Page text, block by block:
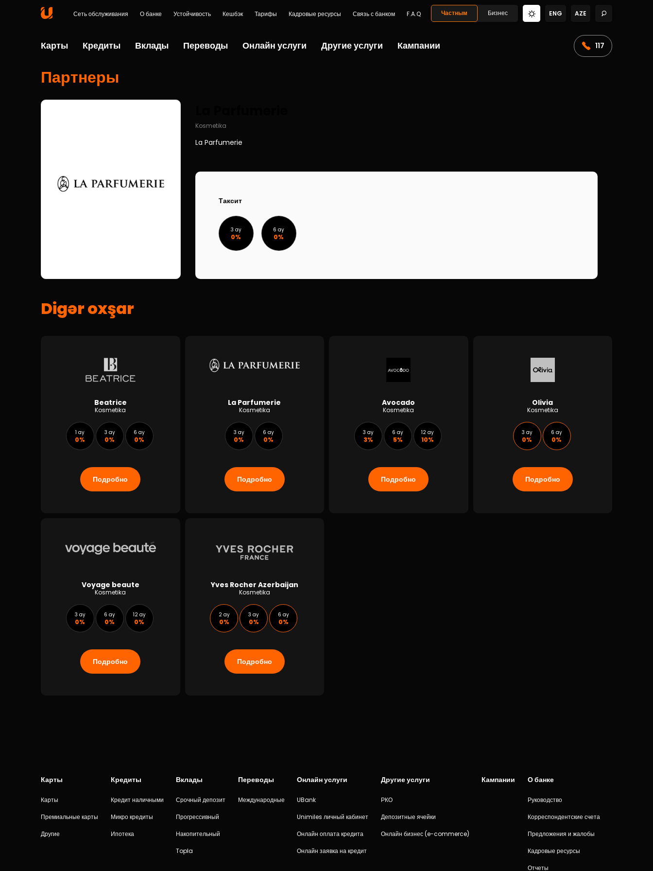
Сеть обслуживания О банке Устойчивость Кешбэк Тарифы Кадровые ресурсы Связь с банком F.A.Q Частным Бизнес ENG AZE
Карты Кредиты Вклады Переводы Онлайн услуги Другие услуги Кампании 117
Партнеры
Kosmetika
La Parfumerie
Таксит
3 ay
0%
6 ay
0%
Digər oxşar
Beatrice
Kosmetika
1 ay
0%
3 ay
0%
6 ay
0%
Подробно
La Parfumerie
Kosmetika
3 ay
0%
6 ay
0%
Подробно
Avocado
Kosmetika
3 ay
3%
6 ay
5%
12 ay
10%
Подробно
Olivia
Kosmetika
3 ay
0%
6 ay
0%
Подробно
Voyage beaute
Kosmetika
3 ay
0%
6 ay
0%
12 ay
0%
Подробно
Yves Rocher Azerbaijan
Kosmetika
2 ay
0%
3 ay
0%
6 ay
0%
Подробно
Карты
Карты
Премиальные карты
Другие
Кредиты
Кредит наличными
Микро кредиты
Ипотека
Вклады
Срочный депозит
Прогрессивный
Накопительный
Topla
Переводы
Международные
Онлайн услуги
UBank
Unimiles личный кабинет
Онлайн оплата кредита
Онлайн заявка на кредит
Другие услуги
РКО
Депозитные ячейки
Онлайн бизнес (e-commerce)
Кампании О банке
Руководство
Корреспондентские счета
Предложения и жалобы
Кадровые ресурсы
Отчеты